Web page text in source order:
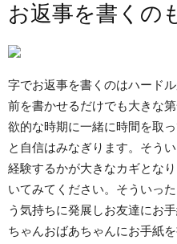
お返事を書くの
字でお返事を書くのはハード
前を書かせるだけでも大きな
欲的な時期に一緒に時間を取
と自信はみなぎります。そう
経験するかが大きなカギとな
いてみてください。そういっ
う気持ちに発展しお友達にお
ちゃんおばあちゃんにお手紙